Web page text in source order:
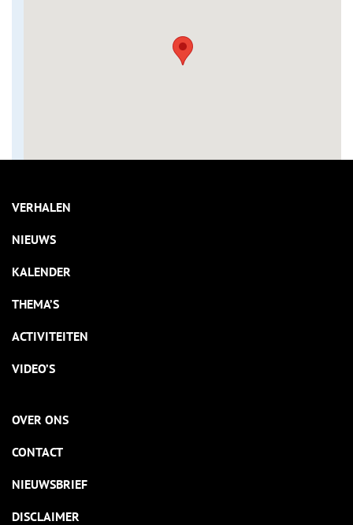
VERHALEN
NIEUWS
KALENDER
THEMA’S
ACTIVITEITEN
VIDEO’S
OVER ONS
CONTACT
NIEUWSBRIEF
DISCLAIMER